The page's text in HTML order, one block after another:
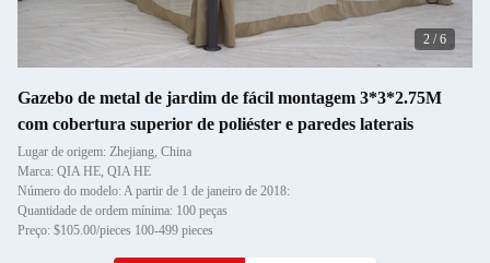
2 /6
Gazebo de metal de jardim de fácil montagem 3*3*2.75M
com cobertura superior de poliéster e paredes laterais
Lugar de origem: Zhejiang, China
Marca: QIA HE, QIA HE
Número do modelo: A partir de 1 de janeiro de 2018:
Quantidade de ordem mínima: 100 peças
Preço: $105.00/pieces 100-499 pieces